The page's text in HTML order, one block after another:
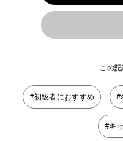
この
#初級者におすすめ #
#キ